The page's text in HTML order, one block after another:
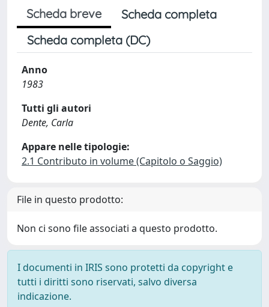
Scheda breve
Scheda completa
Scheda completa (DC)
Anno
1983
Tutti gli autori
Dente, Carla
Appare nelle tipologie:
2.1 Contributo in volume (Capitolo o Saggio)
File in questo prodotto:
Non ci sono file associati a questo prodotto.
I documenti in IRIS sono protetti da copyright e
tutti i diritti sono riservati, salvo diversa
indicazione.